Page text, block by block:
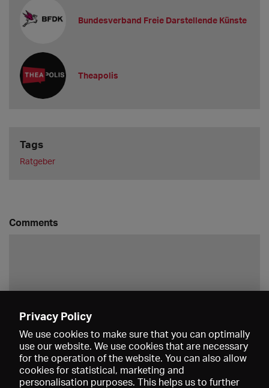
Bundesverband Freie Darstellende Künste
Theapolis
Tags
Ratgeber
Comments
Privacy Policy
We use cookies to make sure that you can optimally
use our website. We use cookies that are necessary
for the operation of the website. You can also allow
cookies for statistical, marketing and
personalisation purposes. This helps us to further